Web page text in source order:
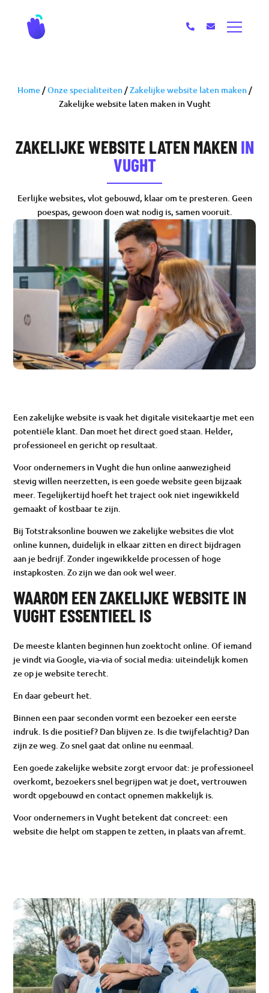
Home/Onze specialiteiten/Zakelijke website laten maken/
Zakelijke website laten maken in Vught
ZAKELIJKE WEBSITE LATEN MAKEN IN
VUGHT
Eerlijke websites, vlot gebouwd, klaar om te presteren. Geen
poespas, gewoon doen wat nodig is, samen vooruit.
Een zakelijke website is vaak het digitale visitekaartje met een
potentiële klant. Dan moet het direct goed staan. Helder,
professioneel en gericht op resultaat.
Voor ondernemers in Vught die hun online aanwezigheid
stevig willen neerzetten, is een goede website geen bijzaak
meer. Tegelijkertijd hoeft het traject ook niet ingewikkeld
gemaakt of kostbaar te zijn.
Bij Totstraksonline bouwen we zakelijke websites die vlot
online kunnen, duidelijk in elkaar zitten en direct bijdragen
aan je bedrijf. Zonder ingewikkelde processen of hoge
instapkosten. Zo zijn we dan ook wel weer.
WAAROM EEN ZAKELIJKE WEBSITE IN
VUGHT ESSENTIEEL IS
De meeste klanten beginnen hun zoektocht online. Of iemand
je vindt via Google, via-via of social media: uiteindelijk komen
ze op je website terecht.
En daar gebeurt het.
Binnen een paar seconden vormt een bezoeker een eerste
indruk. Is die positief? Dan blijven ze. Is die twijfelachtig? Dan
zijn ze weg. Zo snel gaat dat online nu eenmaal.
Een goede zakelijke website zorgt ervoor dat: je professioneel
overkomt, bezoekers snel begrijpen wat je doet, vertrouwen
wordt opgebouwd en contact opnemen makkelijk is.
Voor ondernemers in Vught betekent dat concreet: een
website die helpt om stappen te zetten, in plaats van afremt.